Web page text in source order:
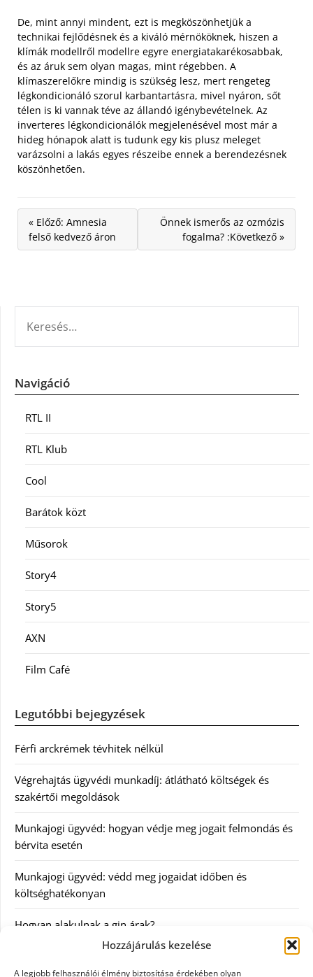
Hozzájárulás kezelése
A legjobb felhasználói élmény biztosítása érdekében olyan
De, mint annyi mindent, ezt is megköszönhetjük a
technikai fejlődésnek és a kiváló mérnököknek, hiszen a
klímák modellről modellre egyre energiatakarékosabbak,
és az áruk sem olyan magas, mint régebben. A
klímaszerelőkre mindig is szükség lesz, mert rengeteg
légkondicionáló szorul karbantartásra, mivel nyáron, sőt
télen is ki vannak téve az állandó igénybevételnek. Az
inverteres légkondicionálók megjelenésével most már a
hideg hónapok alatt is tudunk egy kis plusz meleget
varázsolni a lakás egyes részeibe ennek a berendezésnek
köszönhetően.
« Előző: Amnesia
felső kedvező áron
Önnek ismerős az ozmózis
fogalma? :Következő »
Navigáció
RTL II
RTL Klub
Cool
Barátok közt
Műsorok
Story4
Story5
AXN
Film Café
Legutóbbi bejegyzések
Férfi arckrémek tévhitek nélkül
Végrehajtás ügyvédi munkadíj: átlátható költségek és
szakértői megoldások
Munkajogi ügyvéd: hogyan védje meg jogait felmondás és
bérvita esetén
Munkajogi ügyvéd: védd meg jogaidat időben és
költséghatékonyan
Hogyan alakulnak a gin árak?
Kategóriák